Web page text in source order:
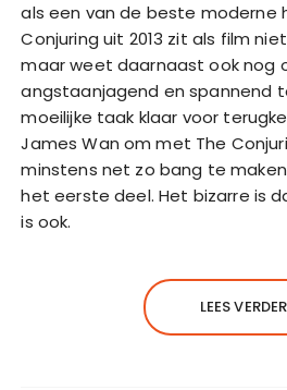
als een van de beste moderne
Conjuring uit 2013 zit als film
maar weet daarnaast ook nog
angstaanjagend en spannend
moeilijke taak klaar voor
James Wan om met The
minstens net zo bang te
het eerste deel. Het bizarre is
is ook.
LEES VERDER